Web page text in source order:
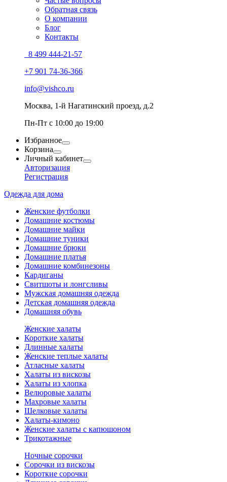
Обратная связь
О компании
Блог
Контакты
8 499 444-21-57
+7 901 74-36-366
info@vishco.ru
Москва, 1-й Нагатинский проезд, д.2
Пн-Пт с 10:00 до 19:00
Избранное
Корзина
Личный кабинет
Авторизация
Регистрация
Одежда для дома
Женские футболки
Домашние костюмы
Домашние майки
Домашние туники
Домашние брюки
Домашние платья
Домашние комбинезоны
Кардиганы
Свитшоты и лонгсливы
Мужская домашняя одежда
Детская домашняя одежда
Домашняя обувь
Женские халаты
Короткие халаты
Длинные халаты
Женские теплые халаты
Атласные халаты
Халаты из вискозы
Халаты из хлопка
Велюровые халаты
Махровые халаты
Шелковые халаты
Халаты-кимоно
Женские халаты с капюшоном
Трикотажные
Ночные сорочки
Сорочки из вискозы
Короткие сорочки